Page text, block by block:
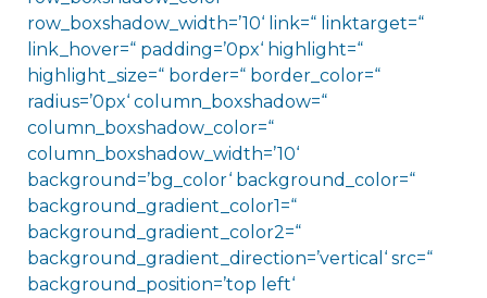
row_boxshadow_width=’10‘ link=“ linktarget=“
link_hover=“ padding=’0px‘ highlight=“
highlight_size=“ border=“ border_color=“
radius=’0px‘ column_boxshadow=“
column_boxshadow_color=“
column_boxshadow_width=’10‘
background=’bg_color‘ background_color=“
background_gradient_color1=“
background_gradient_color2=“
background_gradient_direction=’vertical‘ src=“
background_position=’top left‘